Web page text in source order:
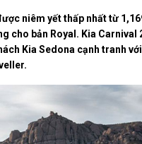
niêm yết thấp nhất từ
cho bản Royal. Kia Carnival
Kia Sedona cạnh tranh